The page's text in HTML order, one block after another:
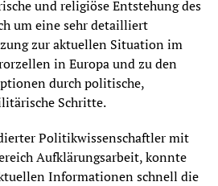
und religiöse Entstehung des
um eine sehr detailliert
zur aktuellen Situation im
in Europa und zu den
durch politische,
Schritte.
Politikwissenschaftler mit
Aufklärungsarbeit, konnte
Informationen schnell die